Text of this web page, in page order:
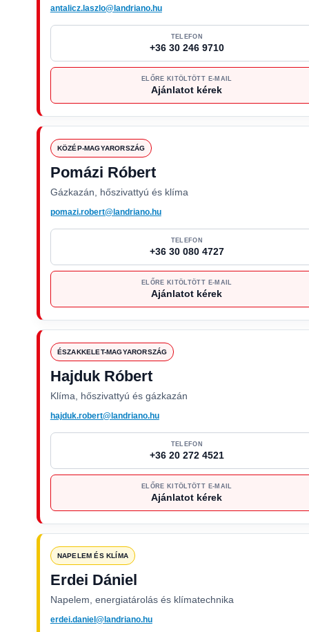
antalicz.laszlo@landriano.hu
TELEFON
+36 30 246 9710
ELŐRE KITÖLTÖTT E-MAIL
Ajánlatot kérek
KÖZÉP-MAGYARORSZÁG
Pomázi Róbert
Gázkazán, hőszivattyú és klíma
pomazi.robert@landriano.hu
TELEFON
+36 30 080 4727
ELŐRE KITÖLTÖTT E-MAIL
Ajánlatot kérek
ÉSZAKKELET-MAGYARORSZÁG
Hajduk Róbert
Klíma, hőszivattyú és gázkazán
hajduk.robert@landriano.hu
TELEFON
+36 20 272 4521
ELŐRE KITÖLTÖTT E-MAIL
Ajánlatot kérek
NAPELEM ÉS KLÍMA
Erdei Dániel
Napelem, energiatárolás és klímatechnika
erdei.daniel@landriano.hu